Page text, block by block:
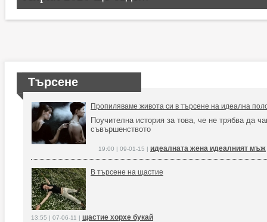
Търсене
Пропиляваме живота си в търсене на идеална
Поучителна история за това, че не трябва да
съвършенството
19:00 | 09-01-15 | идеалната жена идеалният мъж
В търсене на щастие
13:55 | 07-06-11 | щастие хорхе букай